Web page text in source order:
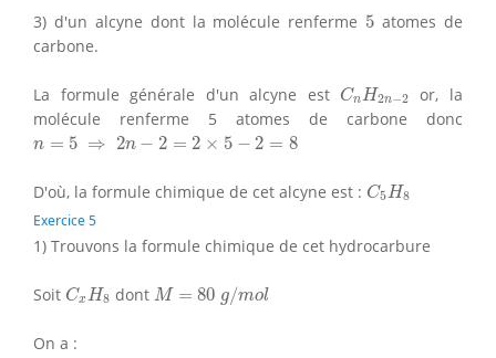
3) d'un alcyne dont la molécule renferme 5
5 atomes de
carbone.
La formule générale d'un alcyne est CnH2n−2
Cn H2 2or, la
molécule renferme 5 atomes de carbone donc
n = 5 ⇒ 2n − 2 = 2 × 5 − 2 = 8
n =5 ⇒ 2n −2 × 5− 2 =8
D'où, la formule chimique de cet alcyne est : C5H8
C5 H
Exercice 5
1) Trouvons la formule chimique de cet hydrocarbure
Soit CxH8
Cx H8 dont M = 80 g/mol
M= 80g/ mol
On a :